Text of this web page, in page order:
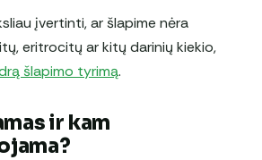
įvertinti, ar šlapime nėra
eritrocitų ar kitų darinių kiekio,
šlapimo tyrimą.
ir kam